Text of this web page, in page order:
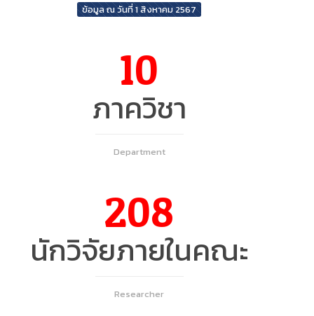
ข้อมูล ณ วันที่ 1 สิงหาคม 2567
10
ภาควิชา
Department
208
นักวิจัยภายในคณะ
Researcher